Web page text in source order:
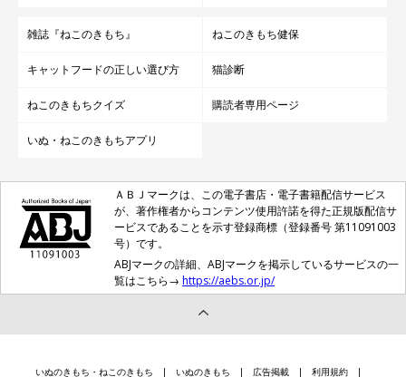
雑誌『ねこのきもち』 ねこのきもち健保
キャットフードの正しい選び方 猫診断
ねこのきもちクイズ 購読者専用ページ
いぬ・ねこのきもちアプリ
ＡＢＪマークは、この電子書店・電子書籍配信サービス
が、著作権者からコンテンツ使用許諾を得た正規版配信サ
ービスであることを示す登録商標（登録番号 第11091003
号）です。
ABJマークの詳細、ABJマークを掲示しているサービスの一
覧はこちら→ https://aebs.or.jp/
いぬのきもち・ねこのきもち いぬのきもち 広告掲載 利用規約